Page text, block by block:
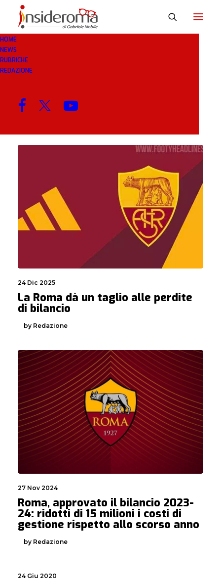
HOME
NEWS
RUBRICHE
REDAZIONE
BILANCIO
MENU
24 Dic 2025
La Roma dà un taglio alle perdite
di bilancio
by Redazione
27 Nov 2024
Roma, approvato il bilancio 2023-
24: ridotti di 15 milioni i costi di
gestione rispetto allo scorso anno
by Redazione
24 Giu 2020